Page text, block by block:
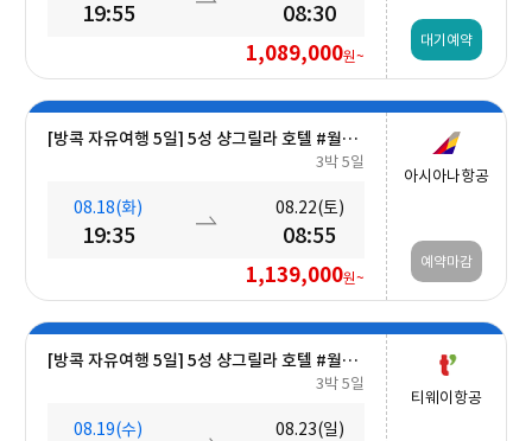
19:55 08:30
1,089,000원~
대기예약
[방콕 자유여행 5일] 5성 샹그릴라 호텔 #월드체인 #차오프라야강변 #조식포함 #호캉스 #도심접근성
3박 5일
08.18(화)
19:35
08.22(토)
08:55
1,139,000원~
아시아나항공
예약마감
[방콕 자유여행 5일] 5성 샹그릴라 호텔 #월드체인 #차오프라야강변 #조식포함 #호캉스 #도심접근성
3박 5일
08.19(수) 08.23(일)
티웨이항공